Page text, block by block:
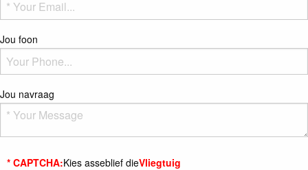
Jou foon
Jou navraag
* CAPTCHA:Kies asseblief dieVliegtuig